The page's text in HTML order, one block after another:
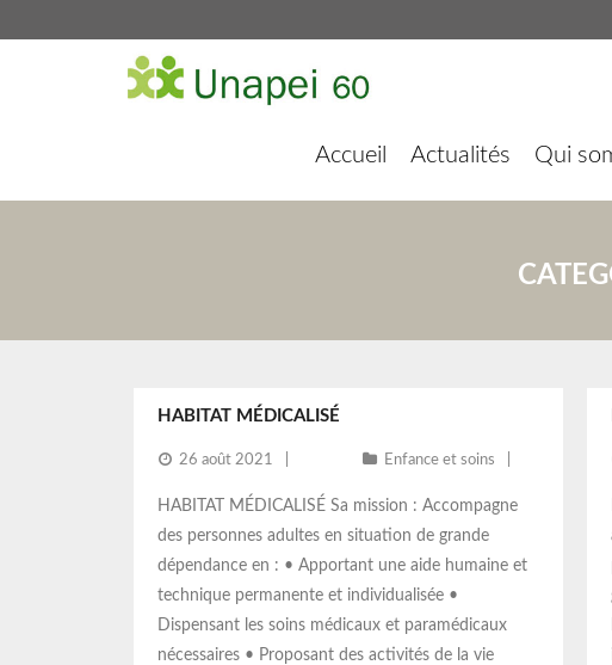
Accueil Actualités Qui
HABITAT MÉDICALISÉ
26 août 2021 Enfance et soins
HABITAT MÉDICALISÉ Sa mission : Accompagne
des personnes adultes en situation de grande
dépendance en : • Apportant une aide humaine et
technique permanente et individualisée •
Dispensant les soins médicaux et paramédicaux
nécessaires • Proposant des activités de la vie